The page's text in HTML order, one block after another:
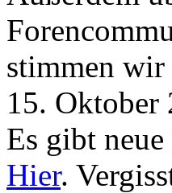
stimmen wir
15. Oktober
Es gibt
Hier.